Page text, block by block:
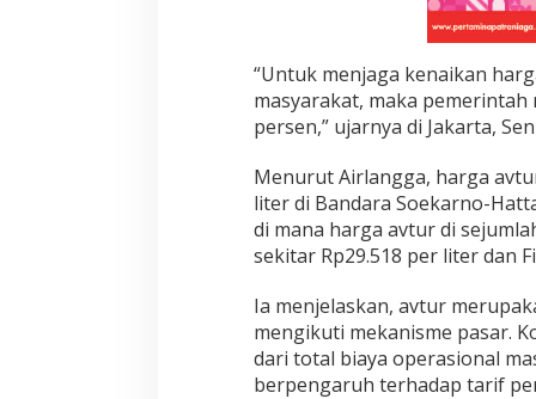
t
u
r
“Untuk menjaga kenaikan
masyarakat, maka
persen,” ujarnya di Jakarta,
Menurut Airlangga, harga
liter di Bandara Soekarno-
di mana harga avtur di
sekitar Rp29.518 per liter dan
Ia menjelaskan, avtur
mengikuti mekanisme pasar.
dari total biaya operasional
berpengaruh terhadap tarif